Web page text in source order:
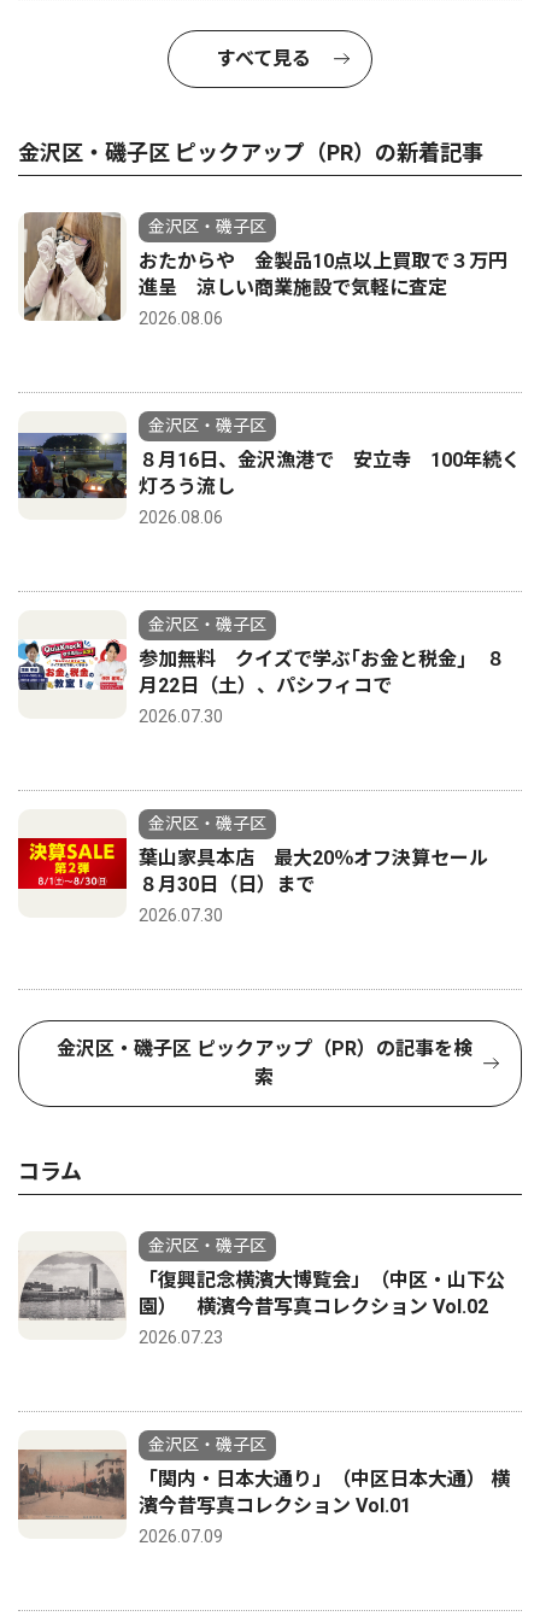
すべて見る
金沢区・磯子区 ピックアップ（PR）の新着記事
金沢区・磯子区
おたからや 金製品10点以上買取で３万円
進呈 涼しい商業施設で気軽に査定
2026.08.06
金沢区・磯子区
８月16日、金沢漁港で 安立寺 100年続く
灯ろう流し
2026.08.06
金沢区・磯子区
参加無料 クイズで学ぶ｢お金と税金｣ ８
月22日（土）、パシフィコで
2026.07.30
金沢区・磯子区
葉山家具本店 最大20％オフ決算セール
８月30日（日）まで
2026.07.30
金沢区・磯子区 ピックアップ（PR）の記事を検
索
コラム
金沢区・磯子区
「復興記念横濱大博覧会」（中区・山下公
園） 横濱今昔写真コレクション Vol.02
2026.07.23
金沢区・磯子区
「関内・日本大通り」（中区日本大通） 横
濱今昔写真コレクション Vol.01
2026.07.09